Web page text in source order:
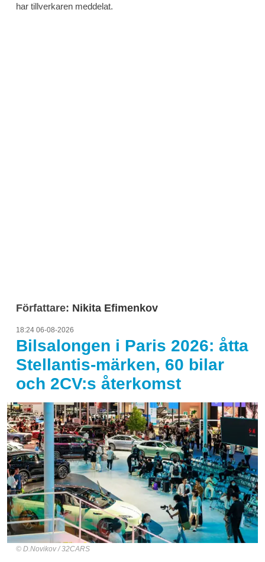
har tillverkaren meddelat.
Författare: Nikita Efimenkov
18:24 06-08-2026
Bilsalongen i Paris 2026: åtta
Stellantis-märken, 60 bilar
och 2CV:s återkomst
D.Novikov / 32CARS